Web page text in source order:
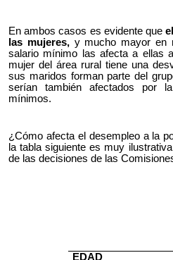
En ambos casos es evidente que
las mujeres,y mucho mayor en
salario mínimo las afecta a ellas
mujer del área rural tiene una
sus maridos forman parte del
serían también afectados por
mínimos.
¿Cómo afecta el desempleo a la
la tabla siguiente es muy
de las decisiones de las
EDAD